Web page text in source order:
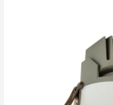
：
N
T
$